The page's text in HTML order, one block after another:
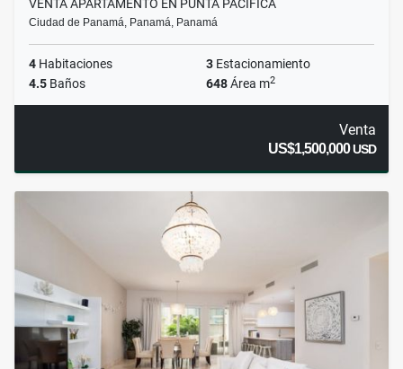
VENTA APARTAMENTO EN PUNTA PACIFICA
Ciudad de Panamá, Panamá, Panamá
4 Habitaciones 3 Estacionamiento
4.5 Baños 648Área m2
Venta
US$1,500,000USD